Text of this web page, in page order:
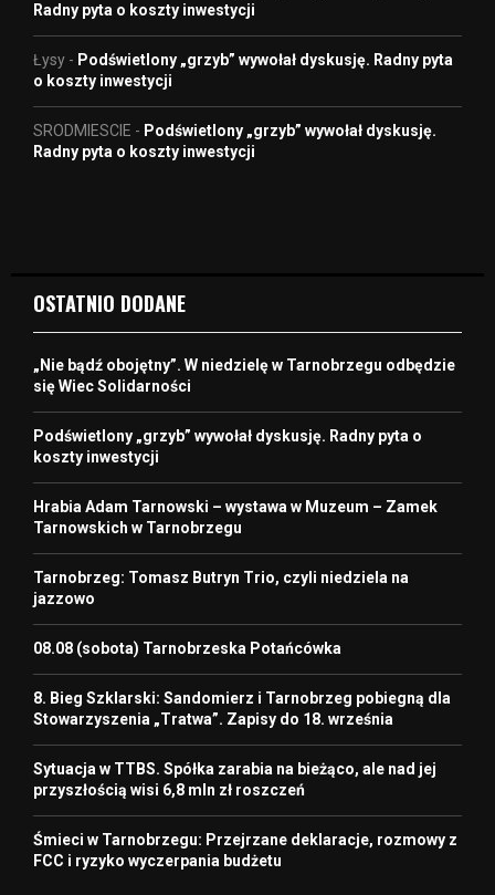
Radny pyta o koszty inwestycji
Łysy - Podświetlony „grzyb” wywołał dyskusję. Radny pyta
o koszty inwestycji
SRODMIESCIE - Podświetlony „grzyb” wywołał dyskusję.
Radny pyta o koszty inwestycji
OSTATNIO DODANE
„Nie bądź obojętny”. W niedzielę w Tarnobrzegu odbędzie
się Wiec Solidarności
Podświetlony „grzyb” wywołał dyskusję. Radny pyta o
koszty inwestycji
Hrabia Adam Tarnowski – wystawa w Muzeum – Zamek
Tarnowskich w Tarnobrzegu
Tarnobrzeg: Tomasz Butryn Trio, czyli niedziela na
jazzowo
08.08 (sobota) Tarnobrzeska Potańcówka
8. Bieg Szklarski: Sandomierz i Tarnobrzeg pobiegną dla
Stowarzyszenia „Tratwa”. Zapisy do 18. września
Sytuacja w TTBS. Spółka zarabia na bieżąco, ale nad jej
przyszłością wisi 6,8 mln zł roszczeń
Śmieci w Tarnobrzegu: Przejrzane deklaracje, rozmowy z
FCC i ryzyko wyczerpania budżetu